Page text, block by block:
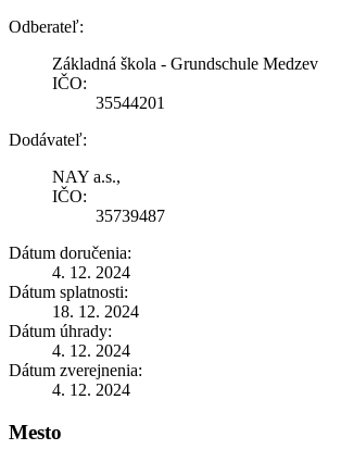
Odberateľ:
Základná škola - Grundschule Medzev
IČO:
35544201
Dodávateľ:
NAY a.s.,
IČO:
35739487
Dátum doručenia:
4. 12. 2024
Dátum splatnosti:
18. 12. 2024
Dátum úhrady:
4. 12. 2024
Dátum zverejnenia:
4. 12. 2024
Mesto